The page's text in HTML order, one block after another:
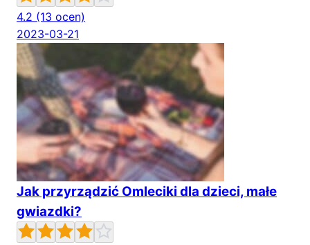
4.2 (13 ocen)
2023-03-21
Jak przyrządzić Omleciki dla dzieci, małe
gwiazdki?